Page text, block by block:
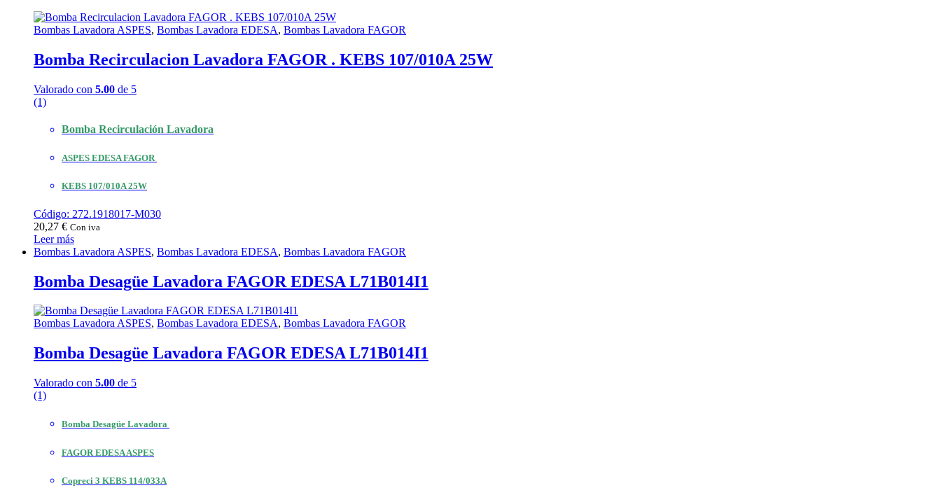
Bombas Lavadora ASPES, Bombas Lavadora EDESA, Bombas Lavadora FAGOR
Bomba Recirculacion Lavadora FAGOR . KEBS 107/010A 25W
Valorado con 5.00 de 5
(1)
Bomba Recirculación Lavadora
ASPES EDESA FAGOR
KEBS 107/010A 25W
Código: 272.1918017-M030
20,27 € Con iva
Leer más
Bombas Lavadora ASPES, Bombas Lavadora EDESA, Bombas Lavadora FAGOR
Bomba Desagüe Lavadora FAGOR EDESA L71B014I1
Bombas Lavadora ASPES, Bombas Lavadora EDESA, Bombas Lavadora FAGOR
Bomba Desagüe Lavadora FAGOR EDESA L71B014I1
Valorado con 5.00 de 5
(1)
Bomba Desagüe Lavadora
FAGOR EDESA ASPES
Copreci 3 KEBS 114/033A